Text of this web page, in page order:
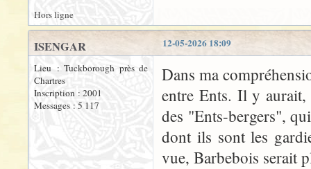
Hors ligne
12-05-2026 18:09
ISENGAR
Lieu : Tuckborough près de
Chartres
Inscription : 2001
Messages : 5 117
Dans ma
entre Ents. Il y aurait,
des "Ents-bergers",
dont ils sont les
vue, Barbebois serait